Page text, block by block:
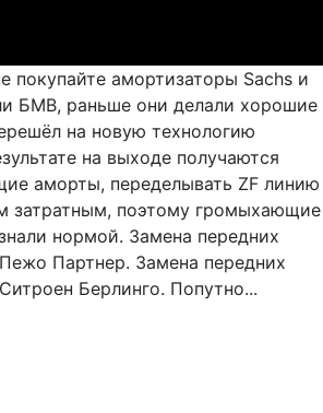
покупайте амортизаторы Sachs и
БМВ, раньше они делали хорошие
на новую технологию
на выходе получаются
аморты, переделывать ZF линию
затратным, поэтому громыхающие
нормой. Замена передних
Партнер. Замена передних
Берлинго. Попутно...